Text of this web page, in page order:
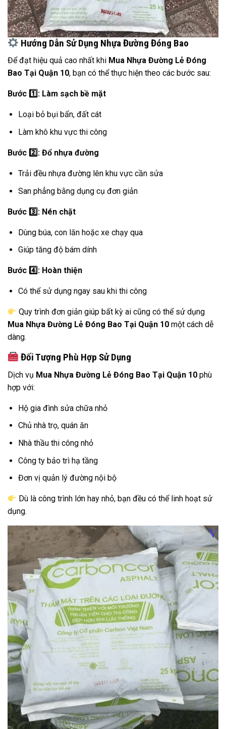
Hướng Dẫn Sử Dụng Nhựa Đường Đóng Bao
Để đạt hiệu quả cao nhất khi Mua Nhựa Đường Lẻ Đóng
Bao Tại Quận 10, bạn có thể thực hiện theo các bước sau:
Bước 1️: Làm sạch bề mặt
Loại bỏ bụi bẩn, đất cát
Làm khô khu vực thi công
Bước 2️: Đổ nhựa đường
Trải đều nhựa đường lên khu vực cần sửa
San phẳng bằng dụng cụ đơn giản
Bước 3️: Nén chặt
Dùng búa, con lăn hoặc xe chạy qua
Giúp tăng độ bám dính
Bước 4️: Hoàn thiện
Có thể sử dụng ngay sau khi thi công
Quy trình đơn giản giúp bất kỳ ai cũng có thể sử dụng
Mua Nhựa Đường Lẻ Đóng Bao Tại Quận 10 một cách dễ
dàng.
Đối Tượng Phù Hợp Sử Dụng
Dịch vụ Mua Nhựa Đường Lẻ Đóng Bao Tại Quận 10 phù
hợp với:
Hộ gia đình sửa chữa nhỏ
Chủ nhà trọ, quán ăn
Nhà thầu thi công nhỏ
Công ty bảo trì hạ tầng
Đơn vị quản lý đường nội bộ
Dù là công trình lớn hay nhỏ, bạn đều có thể linh hoạt sử
dụng.